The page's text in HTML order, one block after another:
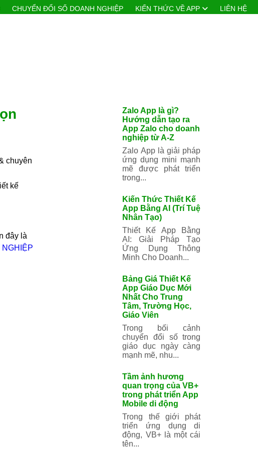
CHUYỂN ĐỔI SỐ DOANH NGHIỆP KIẾN THỨC VỀ APP LIÊN HỆ
Zalo App là gì?
Hướng dẫn tạo ra
App Zalo cho
doanh nghiệp từ
A-Z
Zalo App là giải
pháp ứng dụng mini
mạnh mẽ được phát
Kiến Thức Thiết
Kế App Bằng AI
(Trí Tuệ Nhân
Tạo)
Thiết Kế App Bằng
Ứng Dụng Thông
Minh Cho Doanh...
Bảng Giá Thiết Kế
App Giáo Dục Mới
Nhất Cho Trung
Tâm, Trường Học,
Giáo Viên
Trong bối cảnh
chuyển đổi số trong
giáo dục ngày càng
mạnh mẽ, nhu...
Tầm ảnh hương
quan trọng của
VB+ trong phát
triển App Mobile